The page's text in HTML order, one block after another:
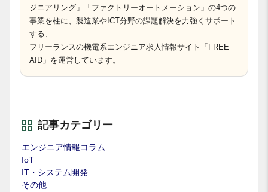
ジニアリング」「ファクトリーオートメーション」の4つの
事業を柱に、製造業やICT分野の課題解決を力強くサポート
する、
フリーランスの機電系エンジニア求人情報サイト「FREE
AID」を運営しています。
記事カテゴリー
エンジニア情報コラム
IoT
IT・システム開発
その他